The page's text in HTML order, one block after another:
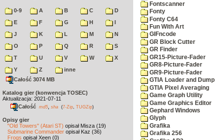
0-9 A B C
D
E
F G H
I
J
K L M
N
O
P Q R
S
T
U V W
X
Y
Z
inne
Całość 3074 MB
Katalog gier (konwencja TOSEC)
Aktualizacja: 2021-07-11
Całość md5 sha (7-Zip TUGZip)
Opisy gier
"Old Towers" (Atari ST) opisał Misza (19)
Submarine Commander opisał Kaz (36)
Frogs opisał Xeen (0)
Fontscanner
Fonty
Fonty C64
Fun With Art
GIFncode
GR Block Cutter
GR Finder
GR15-Picture-Fader
GR8-Picture-Fader
GR9-Picture-Fader
GTIA Loader and Dump
GTIA Pixel Averaging
Game Graph Utility
Game Graphics Editor
Gephard Windows
Glyph
Grafika
Grafika 256